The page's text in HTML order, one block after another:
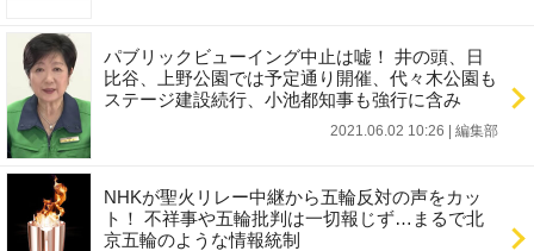
パブリックビューイング中止は嘘！ 井の頭、日
比谷、上野公園では予定通り開催、代々木公園も
ステージ建設続行、小池都知事も強行に含み
2021.06.02 10:26 編集部
NHKが聖火リレー中継から五輪反対の声をカッ
ト！ 不祥事や五輪批判は一切報じず…まるで北
京五輪のような情報統制